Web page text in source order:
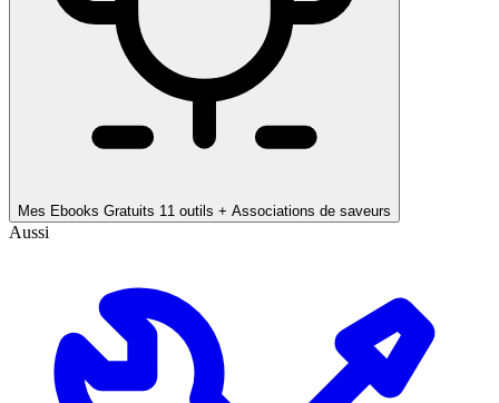
Mes Ebooks Gratuits 11 outils + Associations de saveurs
Aussi